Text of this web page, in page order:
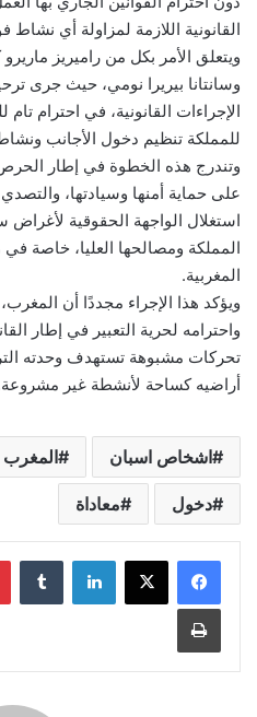
القانونية اللازمة لمزاولة أي
ويتعلق الأمر بكل من راميريز ماريرو
وسانتانا بيريرا نومي، حيث جرى
الإجراءات القانونية، في احترام
للمملكة تنظيم دخول الأجانب
وتندرج هذه الخطوة في إطار
على حماية أمنها وسيادتها،
استغلال الواجهة الحقوقية
المملكة ومصالحها العليا، خاصة
المغربية.
ويؤكد هذا الإجراء مجددًا أن
واحترامه لحرية التعبير في إطار
تحركات مشبوهة تستهدف وحدته
أراضيه كساحة لأنشطة غير
اشخاص اسبان المغرب
دخول معاداة
لينكدإن
طباعة